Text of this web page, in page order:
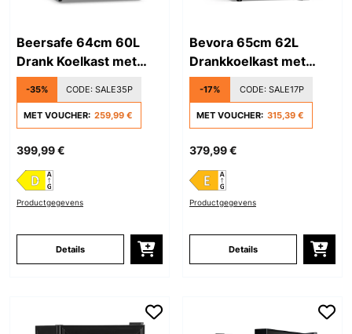
Beersafe 64cm 60L
Drank Koelkast met
Glazen Deur Zilver/Wit
-35% CODE: SALE35P
MET VOUCHER: 259,99 €
399,99 €
Productgegevens
Details
Bevora 65cm 62L
Drankkoelkast met
Glazen Deur Zwart
-17% CODE: SALE17P
MET VOUCHER: 315,39 €
379,99 €
Productgegevens
Details